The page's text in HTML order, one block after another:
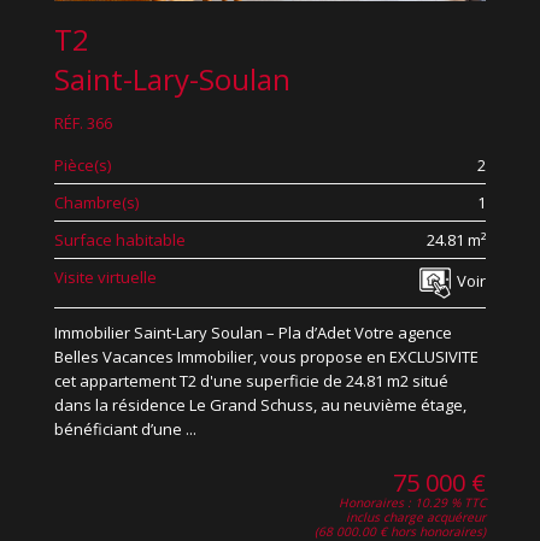
T2
Saint-Lary-Soulan
RÉF. 366
Pièce(s)
2
Chambre(s)
1
Surface habitable
24.81 m²
Visite virtuelle
Voir
Immobilier Saint-Lary Soulan – Pla d’Adet Votre agence
Belles Vacances Immobilier, vous propose en EXCLUSIVITE
cet appartement T2 d'une superficie de 24.81 m2 situé
dans la résidence Le Grand Schuss, au neuvième étage,
bénéficiant d’une ...
75 000 €
Honoraires : 10.29 % TTC
inclus charge acquéreur
(68 000.00 € hors honoraires)